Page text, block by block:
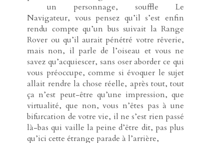
-----un personnage, souffle Le
Navigateur, vous pensez qu’il s’est enfin
rendu compte qu’un bus suivait la Range
Rover ou qu’il aurait pénétré votre rêverie,
mais non, il parle de l’oiseau et vous ne
savez qu’acquiescer, sans oser aborder ce qui
vous préoccupe, comme si évoquer le sujet
allait rendre la chose réelle, après tout, tout
ça n’est peut-être qu’une impression, que
virtualité, que non, vous n’êtes pas à une
bifurcation de votre vie, il ne s’est rien passé
là-bas qui vaille la peine d’être dit, pas plus
qu’ici cette étrange parade à l’arrière,